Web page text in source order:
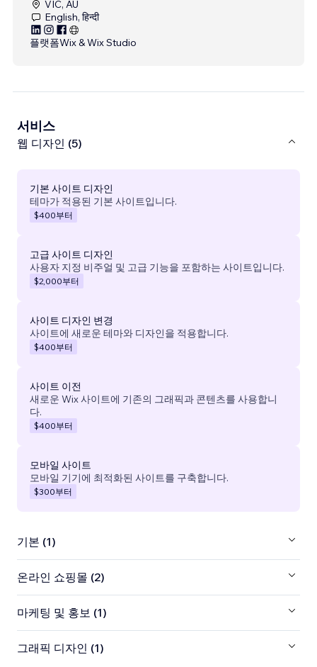
VIC, AU
English, हिन्दी
플랫폼Wix & Wix Studio
서비스
웹 디자인 (5)
기본 사이트 디자인
테마가 적용된 기본 사이트입니다.
$400부터
고급 사이트 디자인
사용자 지정 비주얼 및 고급 기능을 포함하는 사이트입니다.
$2,000부터
사이트 디자인 변경
사이트에 새로운 테마와 디자인을 적용합니다.
$400부터
사이트 이전
새로운 Wix 사이트에 기존의 그래픽과 콘텐츠를 사용합니
다.
$400부터
모바일 사이트
모바일 기기에 최적화된 사이트를 구축합니다.
$300부터
기본 (1)
온라인 쇼핑몰 (2)
마케팅 및 홍보 (1)
그래픽 디자인 (1)